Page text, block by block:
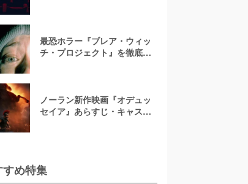
最恐ホラー『ブレア・ウィッ
チ・プロジェクト』を徹底紹
ノーラン新作映画『オデュッ
セイア』あらすじ・キャスト
すめ特集